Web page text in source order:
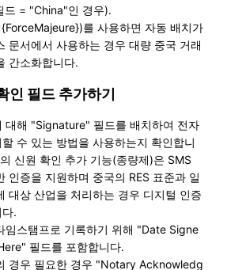
드 = "China"인 경우).
를 사용하면 자동 배치가
문서에서 사용하는 경우 대량 중국 거래
간소화합니다.
인 필드 추가하기
대해 "Signature" 필드를 배치하여 전자
수 있는 방법을 사용하는지 확인합니
신원 확인 추가 기능(종량제)은 SMS
인증을 지원하며 중국의 RES 표준과 일
대상 산업을 처리하는 경우 디지털 인증
.
임스탬프로 기록하기 위해 "Date Signe
필드를 포함합니다.
경우 필요한 경우 "Notary Acknowledg